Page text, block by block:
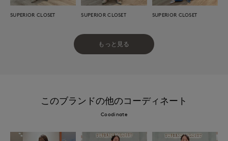
SUPERIOR CLOSET SUPERIOR CLOSET SUPERIOR CLOSET
もっと見る
このブランドの他のコーディネート
Coodinate